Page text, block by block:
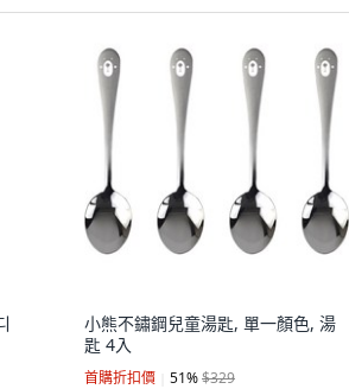
小熊不鏽鋼兒童湯匙, 單一顏色, 湯
匙 4入
首購折扣價 51%$329